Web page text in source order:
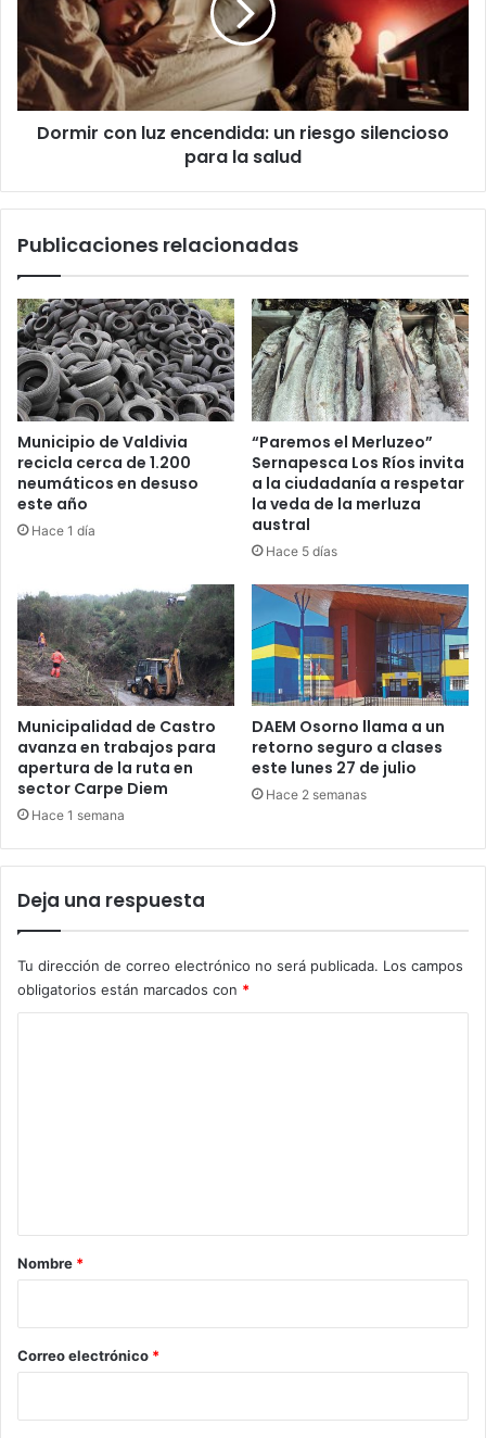
silencioso
para
la
saludDormir con luz encendida: un riesgo silencioso
para la salud
Publicaciones relacionadas
Municipio de Valdivia
recicla cerca de 1.200
neumáticos en desuso
este año
Hace 1 día
“Paremos el Merluzeo”
Sernapesca Los Ríos invita
a la ciudadanía a respetar
la veda de la merluza
austral
Hace 5 días
Municipalidad de Castro
avanza en trabajos para
apertura de la ruta en
sector Carpe Diem
Hace 1 semana
DAEM Osorno llama a un
retorno seguro a clases
este lunes 27 de julio
Hace 2 semanas
Deja una respuesta
Tu dirección de correo electrónico no será publicada. Los campos
obligatorios están marcados con *
r
*
Nombre *
Correo electrónico *